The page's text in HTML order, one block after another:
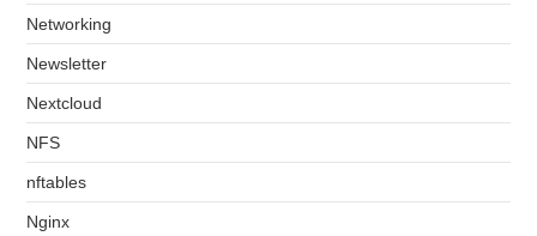
Networking
Newsletter
Nextcloud
NFS
nftables
Nginx